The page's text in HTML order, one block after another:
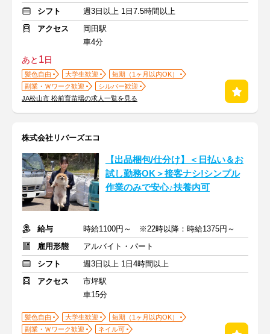
シフト
週3日以上 1日7.5時間以上
アクセス
岡田駅
車4分
あと 1日
髪色自由 大学生歓迎
短期（1ヶ月以内OK）
副業・Ｗワーク歓迎
シルバー歓迎
JA松山市 松前育苗場の求人一覧を見る
株式会社リバーズエコ
【出品梱包/仕分け】＜日払い＆お
試し勤務OK＞接客ナシ!シンプル
作業のみで安心♪扶養内可
給与
時給1100円～ ※22時以降：時給1375円～
雇用形態
アルバイト・パート
シフト
週3日以上 1日4時間以上
アクセス
市坪駅
車15分
髪色自由 大学生歓迎
短期（1ヶ月以内OK）
副業・Ｗワーク歓迎
ネイル可